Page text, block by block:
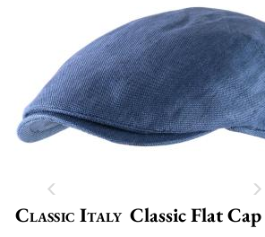
Classic Italy Classic Flat